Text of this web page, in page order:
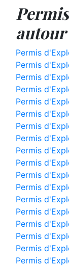
autour
Permis
Permis
Permis
Permis
Permis
Permis
Permis
Permis
Permis
Permis
Permis
Permis
Permis
Permis
Permis
Permis
Permis
Permis